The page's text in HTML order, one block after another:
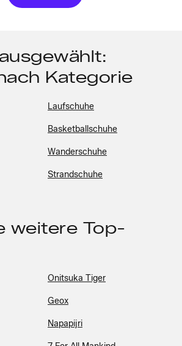
Kategorie
Laufschuhe
Basketballschuhe
Wanderschuhe
Strandschuhe
weitere Top-
Onitsuka Tiger
Geox
Napapijri